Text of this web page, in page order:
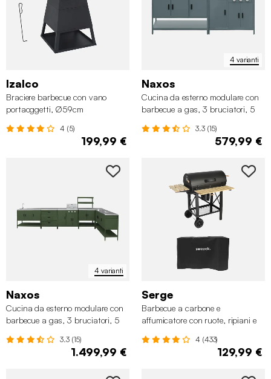
Izalco
Braciere barbecue con vano
portaoggetti, Ø59cm
4 (5)
199,99 €
4 varianti
Naxos
Cucina da esterno modulare con
barbecue a gas, 3 bruciatori, 5
3.3 (15)
579,99 €
4 varianti
Naxos
Cucina da esterno modulare con
barbecue a gas, 3 bruciatori, 5
3.3 (15)
1.499,99 €
Serge
Barbecue a carbone e
affumicatore con ruote, ripiani e
4 (433)
129,99 €